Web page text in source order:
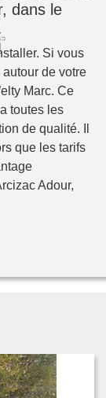
dans le
Si vous
de votre
Marc. Ce
toutes les
de qualité. Il
que les tarifs
Adour,